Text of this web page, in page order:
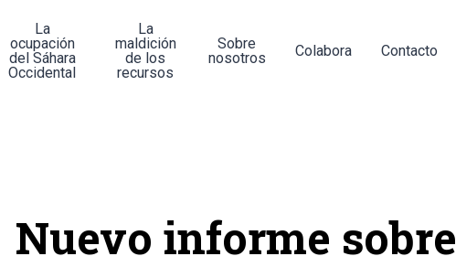
La
ocupación
del Sáhara
Occidental
La
maldición
de los
recursos
Sobre
nosotros
Colabora Contacto
Nuevo informe sobre